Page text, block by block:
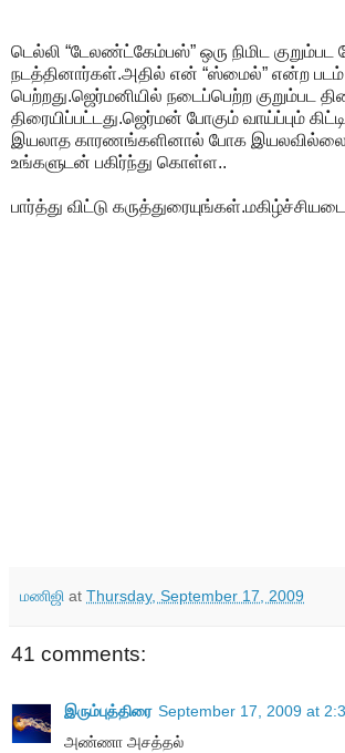
டெல்லி “டேலண்ட்கேம்பஸ்” ஒரு நிமிட குறும்பட
நடத்தினார்கள்.அதில் என் “ஸ்மைல்” என்ற படம்
பெற்றது.ஜெர்மனியில் நடைப்பெற்ற குறும்பட
திரையிப்பட்டது.ஜெர்மன் போகும் வாய்ப்பும்
இயலாத காரணங்களினால் போக
உங்களுடன் பகிர்ந்து கொள்ள..
பார்த்து விட்டு
மணிஜி at Thursday, September 17, 2009
41 comments:
இரும்புத்திரை September 17, 2009 at
அண்ணா அசத்தல்